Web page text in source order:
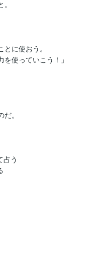
に使おう。
使っていこう！」
。
占う